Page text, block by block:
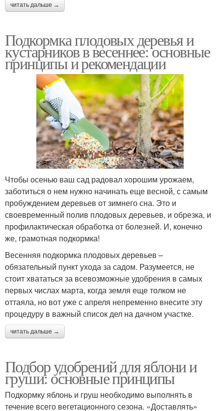
читать дальше →
Подкормка плодовых деревья и
кустарников в весеннее: основные
принципы и рекомендации
Чтобы осенью ваш сад радовал хорошим урожаем,
заботиться о нем нужно начинать еще весной, с самым
пробуждением деревьев от зимнего сна. Это и
своевременный полив плодовых деревьев, и обрезка, и
профилактическая обработка от болезней. И, конечно
же, грамотная подкормка!
Весенняя подкормка плодовых деревьев –
обязательный пункт ухода за садом. Разумеется, не
стоит хвататься за всевозможные удобрения в самых
первых числах марта, когда земля еще толком не
оттаяла, но вот уже с апреля непременно внесите эту
процедуру в важный список дел на дачном участке.
читать дальше →
Подбор удобрений для яблони и
груши: основные принципы
Подкормку яблонь и груш необходимо выполнять в
течение всего вегетационного сезона. «Доставлять»